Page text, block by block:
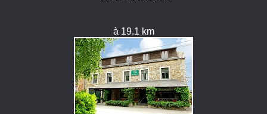
à 19.1 km